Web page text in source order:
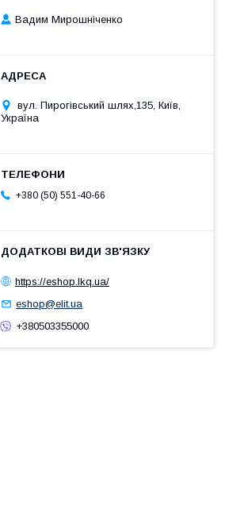
Вадим Мирошніченко
вул. Пирогівський шлях,135, Київ,
Україна
+380 (50) 551-40-66
https://eshop.lkq.ua/
eshop@elit.ua
+380503355000